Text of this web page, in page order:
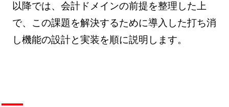
以降では、会計ドメインの前提を整理した上
で、この課題を解決するために導入した打ち消
し機能の設計と実装を順に説明します。